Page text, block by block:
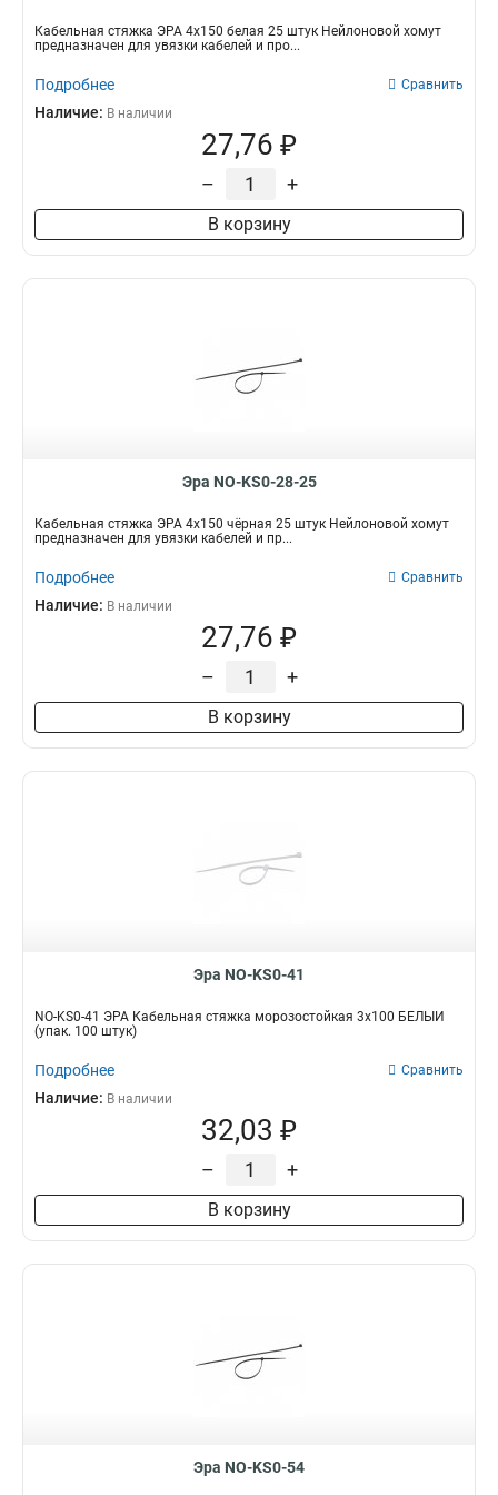
Кабельная стяжка ЭРА 4х150 белая 25 штук Нейлоновой хомут
предназначен для увязки кабелей и про...
Подробнее Сравнить
Наличие: В наличии
27,76 ₽
– +
В корзину
Эра NO-KS0-28-25
Кабельная стяжка ЭРА 4х150 чёрная 25 штук Нейлоновой хомут
предназначен для увязки кабелей и пр...
Подробнее Сравнить
Наличие: В наличии
27,76 ₽
– +
В корзину
Эра NO-KS0-41
NO-KS0-41 ЭРА Кабельная стяжка морозостойкая 3x100 БЕЛЫЙ
(упак. 100 штук)
Подробнее Сравнить
Наличие: В наличии
32,03 ₽
– +
В корзину
Эра NO-KS0-54